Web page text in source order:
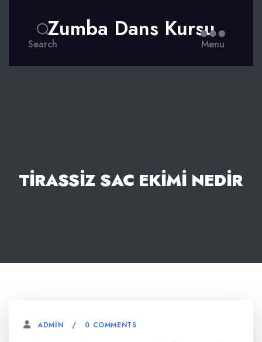
Search
Zumba Dans Kursu
Menu
TIRASSIZ SAC EKIMI NEDIR
ADMIN 0 COMMENTS